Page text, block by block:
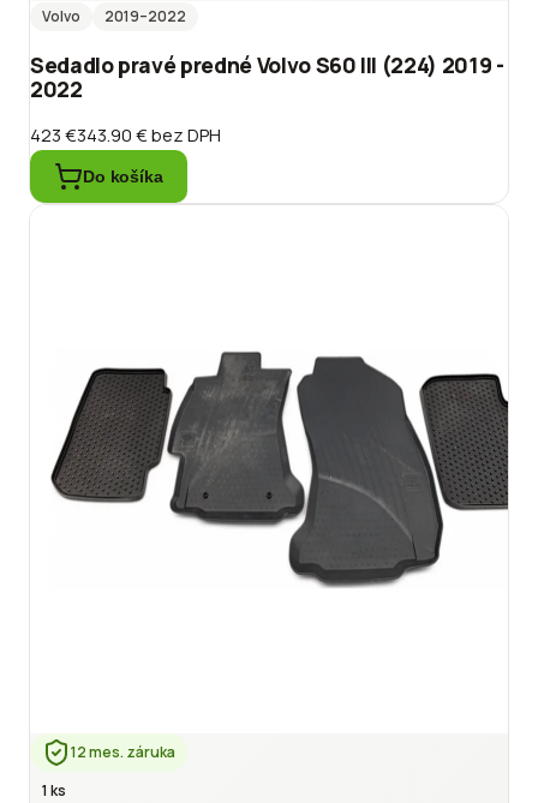
Volvo 2019–2022
Sedadlo pravé predné Volvo S60 III (224) 2019 -
2022
423 €343.90 €bez DPH
Do košíka
12 mes. záruka
1 ks